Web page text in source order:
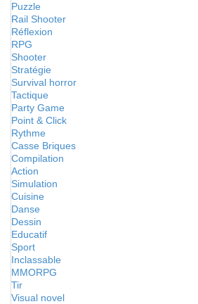
Puzzle
Rail Shooter
Réflexion
RPG
Shooter
Stratégie
Survival horror
Tactique
Party Game
Point & Click
Rythme
Casse Briques
Compilation
Action
Simulation
Cuisine
Danse
Dessin
Educatif
Sport
Inclassable
MMORPG
Tir
Visual novel